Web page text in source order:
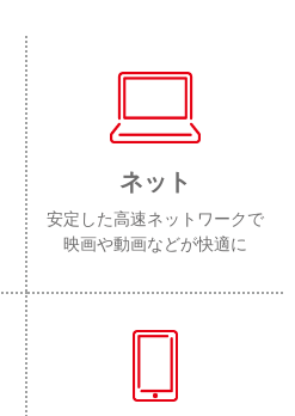
ネット
安定した高速ネットワークで
映画や動画などが快適に